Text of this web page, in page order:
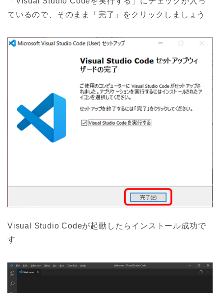
ているので、そのまま「完了」をクリックしましょう
Visual Studio Codeが起動したらインストール成功で
す